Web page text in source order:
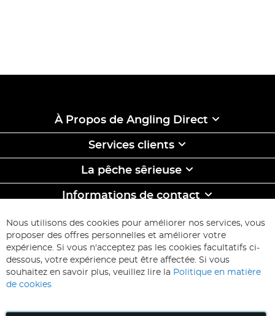
À Propos de Angling Direct
Services clients
La pêche sêrieuse
Informations de contact
ABONNEZ-VOUS & ECONOMISEZ
Inscription
à
d’information
:
Inscription
Nous utilisons des cookies pour améliorer nos services, vous
proposer des offres personnelles et améliorer votre
expérience. Si vous n'acceptez pas les cookies facultatifs ci-
dessous, votre expérience peut être affectée. Si vous
souhaitez en savoir plus, veuillez lire la Politique en matière
de cookies